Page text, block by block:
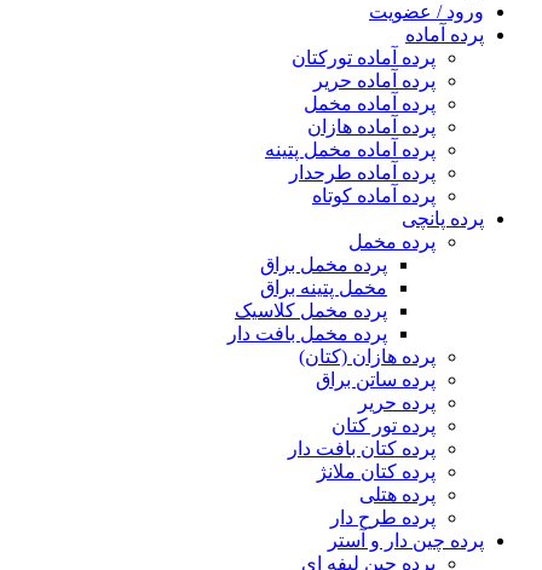
ورود / عضویت
پرده آماده
پرده آماده تورکتان
پرده آماده حریر
پرده آماده مخمل
پرده آماده هازان
پرده آماده مخمل پتینه
پرده آماده طرحدار
پرده آماده کوتاه
پرده پانچی
پرده مخمل
پرده مخمل براق
مخمل پتینه براق
پرده مخمل کلاسیک
پرده مخمل بافت دار
پرده هازان (کتان)
پرده ساتن براق
پرده حریر
پرده تور کتان
پرده کتان بافت دار
پرده کتان ملانژ
پرده هتلی
پرده طرح دار
پرده چین دار و آستر
پرده چین لیفه ای